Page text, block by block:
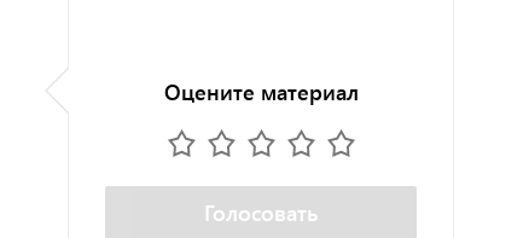
Оцените материал
Голосовать